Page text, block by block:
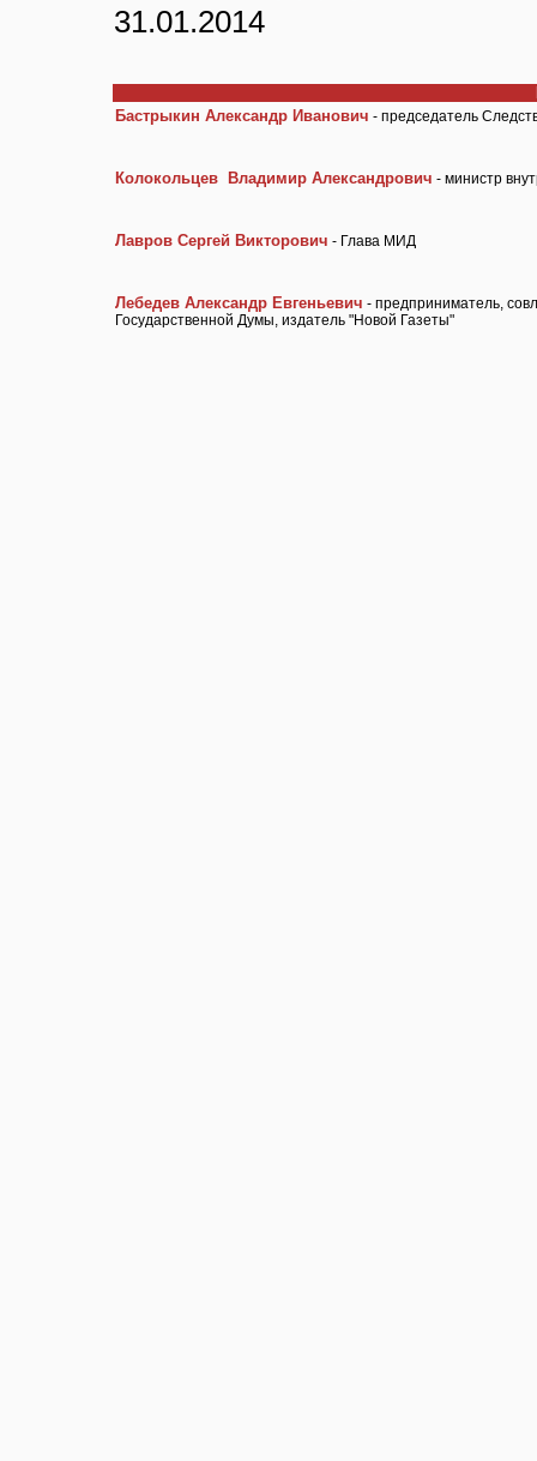
31.01.2014
Бастрыкин Александр Иванович - председатель
Колокольцев Владимир Александрович - министр
Лавров Сергей Викторович - Глава МИД
Лебедев Александр Евгеньевич - предприниматель,
Государственной Думы, издатель "Новой Газеты"